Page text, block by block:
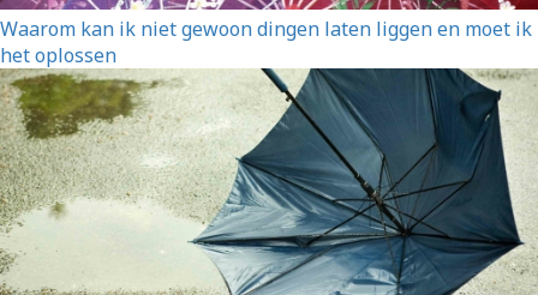
Waarom kan ik niet gewoon dingen laten liggen en moet ik
het oplossen